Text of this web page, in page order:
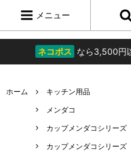
ネコポス なら3,500円
メニュー
ホーム
キッチン用品
メンダコ
カップメンダコシリーズ
カップメンダコシリーズ